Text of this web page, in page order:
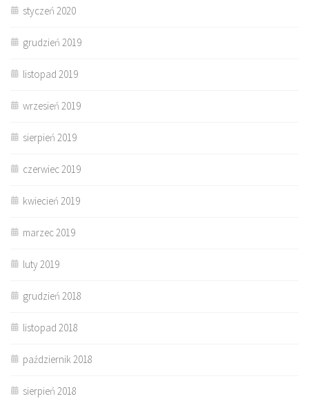
styczeń 2020
grudzień 2019
listopad 2019
wrzesień 2019
sierpień 2019
czerwiec 2019
kwiecień 2019
marzec 2019
luty 2019
grudzień 2018
listopad 2018
październik 2018
sierpień 2018